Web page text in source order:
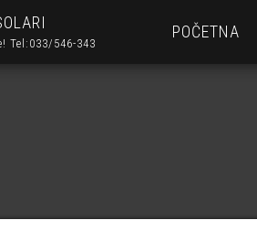
Tel:033/546-343
POČETNA